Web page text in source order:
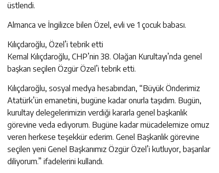
üstlendi.
Almanca ve İngilizce bilen Özel, evli ve 1 çocuk babası.
Kılıçdaroğlu, Özel’i tebrik etti
Kemal Kılıçdaroğlu, CHP’nin 38. Olağan Kurultayı’nda genel
başkan seçilen Özgür Özel’i tebrik etti.
Kılıçdaroğlu, sosyal medya hesabından, “Büyük Önderimiz
Atatürk’ün emanetini, bugüne kadar onurla taşıdım. Bugün,
kurultay delegelerimizin verdiği kararla genel başkanlık
görevine veda ediyorum. Bugüne kadar mücadelemize omuz
veren herkese teşekkür ederim. Genel Başkanlık görevine
seçilen yeni Genel Başkanımız Özgür Özel’i kutluyor, başarılar
diliyorum.” ifadelerini kullandı.